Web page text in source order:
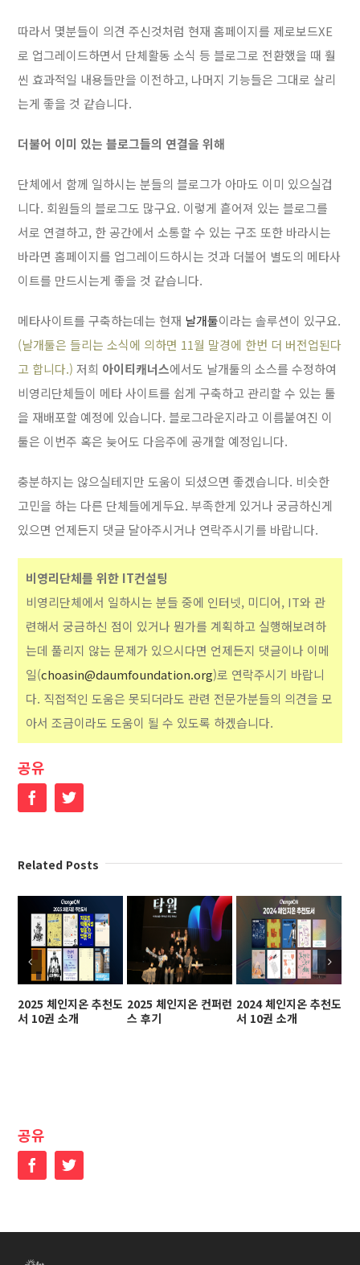
따라서 몇분들이 의견 주신것처럼 현재 홈페이지를 제로보드XE
로 업그레이드하면서 단체활동 소식 등 블로그로 전환했을 때 훨
씬 효과적일 내용들만을 이전하고, 나머지 기능들은 그대로 살리
는게 좋을 것 같습니다.
더불어 이미 있는 블로그들의 연결을 위해
단체에서 함께 일하시는 분들의 블로그가 아마도 이미 있으실겁
니다. 회원들의 블로그도 많구요. 이렇게 흩어져 있는 블로그를
서로 연결하고, 한 공간에서 소통할 수 있는 구조 또한 바라시는
바라면 홈페이지를 업그레이드하시는 것과 더불어 별도의 메타사
이트를 만드시는게 좋을 것 같습니다.
메타사이트를 구축하는데는 현재 날개툴이라는 솔루션이 있구요.
(날개툴은 들리는 소식에 의하면 11월 말경에 한번 더 버전업된다
고 합니다.) 저희 아이티캐너스에서도 날개툴의 소스를 수정하여
비영리단체들이 메타 사이트를 쉽게 구축하고 관리할 수 있는 툴
을 재배포할 예정에 있습니다. 블로그라운지라고 이름붙여진 이
툴은 이번주 혹은 늦어도 다음주에 공개할 예정입니다.
충분하지는 않으실테지만 도움이 되셨으면 좋겠습니다. 비슷한
고민을 하는 다른 단체들에게두요. 부족한게 있거나 궁금하신게
있으면 언제든지 댓글 달아주시거나 연락주시기를 바랍니다.
비영리단체를 위한 IT컨설팅
비영리단체에서 일하시는 분들 중에 인터넷, 미디어, IT와 관
련해서 궁금하신 점이 있거나 뭔가를 계획하고 실행해보려하
는데 풀리지 않는 문제가 있으시다면 언제든지 댓글이나 이메
일(choasin@daumfoundation.org)로 연락주시기 바랍니
다. 직접적인 도움은 못되더라도 관련 전문가분들의 의견을 모
아서 조금이라도 도움이 될 수 있도록 하겠습니다.
공유
FacebookTwitter
Related Posts
2025 체인지온 추천도
서 10권 소개
2025 체인지온 컨퍼런
스 후기
2024 체인지온 추천도
서 10권 소개
공유
FacebookTwitter